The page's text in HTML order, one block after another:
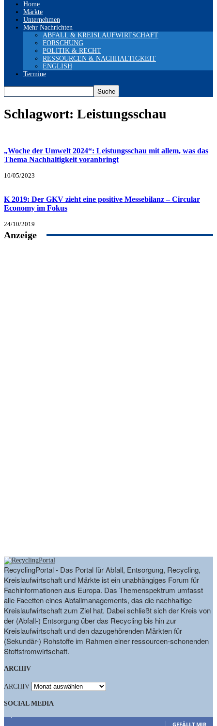
Home
Märkte
Unternehmen
Mehr Nachrichten
ABFALL & KREISLAUFWIRTSCHAFT
FORSCHUNG
POLITIK & RECHT
RESSOURCEN & NACHHALTIGKEIT
ENGLISH
Termine
Schlagwort: Leistungsschau
„Woche der Umwelt 2024“: Leistungsschau mit allem, was das
Thema Nachhaltigkeit voranbringt
10/05/2023
K 2019: Der GKV zieht eine positive Messebilanz – Circular
Economy im Fokus
24/10/2019
Anzeige
RecyclingPortal - Das Portal für Abfall, Entsorgung, Recycling,
Kreislaufwirtschaft und Märkte ist ein unabhängiges Forum für
Fachinformationen aus Europa. Das Themenspektrum umfasst
alle Facetten eines Abfallmanagements, das die nachhaltige
Kreislaufwirtschaft zum Ziel hat. Dabei schließt sich der Kreis von
der (Abfall-) Entsorgung über das Recycling bis hin zur
Kreislaufwirtschaft und den dazugehörenden Märkten für
(Sekundär-) Rohstoffe im Rahmen einer ressourcen-schonenden
Stoffstromwirtschaft.
ARCHIV
ARCHIV
SOCIAL MEDIA
GEFÄLLT MIR